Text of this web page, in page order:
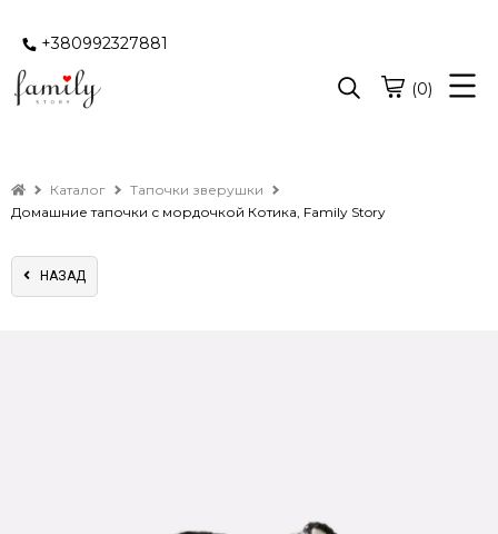
+380992327881
(0)
Каталог
Тапочки зверушки
Домашние тапочки с мордочкой Котика, Family Story
НАЗАД